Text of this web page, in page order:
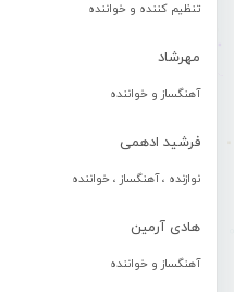
تنظیم کننده و خواننده
مهرشاد
آهنگساز و خواننده
فرشید ادهمی
نوازنده ، آهنگساز ، خواننده
هادی آرمین
آهنگساز و خواننده